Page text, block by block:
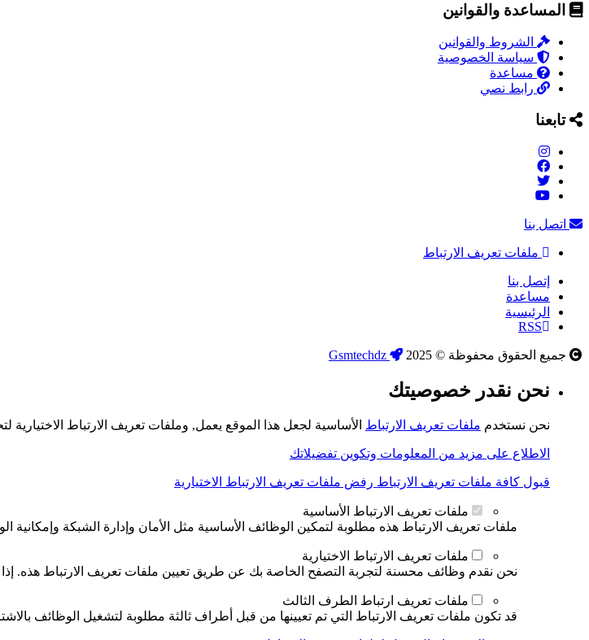
المساعدة والقوانين
الشروط والقوانين
سياسة الخصوصية
مساعدة
رابط نصي
تابعنا
اتصل بنا
ملفات تعريف الارتباط
إتصل بنا
مساعدة
الرئيسية
RSS
جميع الحقوق محفوظة © 2025
نحن نقدر خصوصيتك
نحن نستخدم ملفات تعريف الارتباط الأساسية لجعل هذا الموقع يعمل, وملفات تعريف الارتباط الاختيارية
الاطلاع على مزيد من المعلومات وتكوين تفضيلاتك
قبول كافة ملفات تعريف الارتباط رفض ملفات تعريف الارتباط الاختيارية
ملفات تعريف الارتباط الأساسية
ملفات تعريف الارتباط هذه مطلوبة لتمكين الوظائف الأساسية مثل الأمان وإدارة الشبكة وإمكانية
ملفات تعريف الارتباط الاختيارية
نحن نقدم وظائف محسنة لتجربة التصفح الخاصة بك عن طريق تعيين ملفات تعريف الارتباط هذه.
ملفات تعريف ارتباط الطرف الثالث
قد تكون ملفات تعريف الارتباط التي تم تعيينها من قبل أطراف ثالثة مطلوبة لتشغيل الوظائف